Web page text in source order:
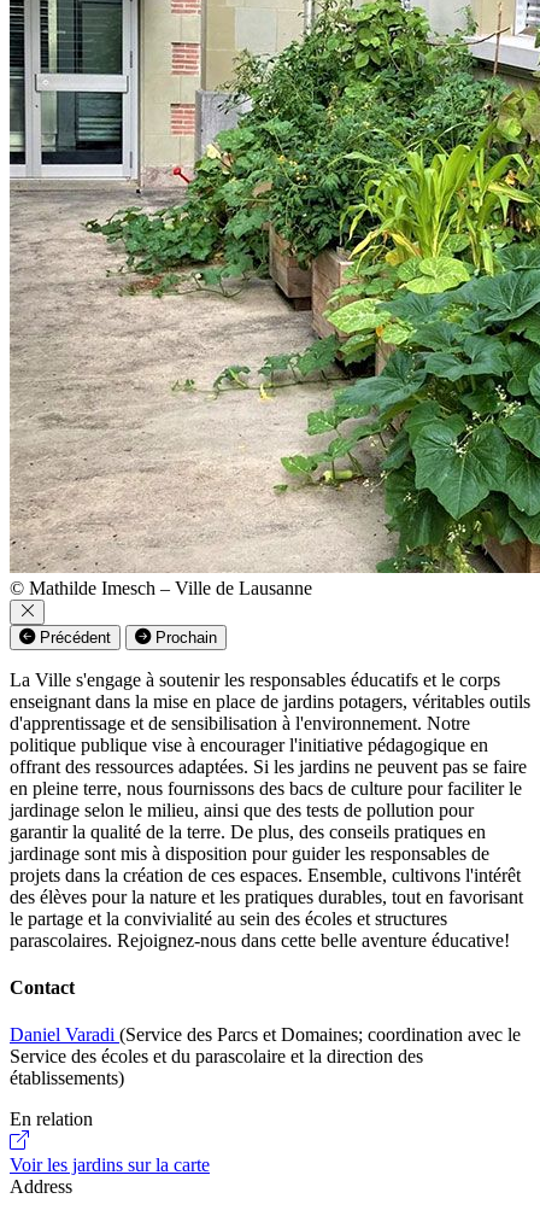
© Mathilde Imesch – Ville de Lausanne
Précédent Prochain
La Ville s'engage à soutenir les responsables éducatifs et le corps
enseignant dans la mise en place de jardins potagers, véritables outils
d'apprentissage et de sensibilisation à l'environnement. Notre
politique publique vise à encourager l'initiative pédagogique en
offrant des ressources adaptées. Si les jardins ne peuvent pas se faire
en pleine terre, nous fournissons des bacs de culture pour faciliter le
jardinage selon le milieu, ainsi que des tests de pollution pour
garantir la qualité de la terre. De plus, des conseils pratiques en
jardinage sont mis à disposition pour guider les responsables de
projets dans la création de ces espaces. Ensemble, cultivons l'intérêt
des élèves pour la nature et les pratiques durables, tout en favorisant
le partage et la convivialité au sein des écoles et structures
parascolaires. Rejoignez-nous dans cette belle aventure éducative!
Contact
Daniel Varadi (Service des Parcs et Domaines; coordination avec le
Service des écoles et du parascolaire et la direction des
établissements)
En relation
Voir les jardins sur la carte
Address